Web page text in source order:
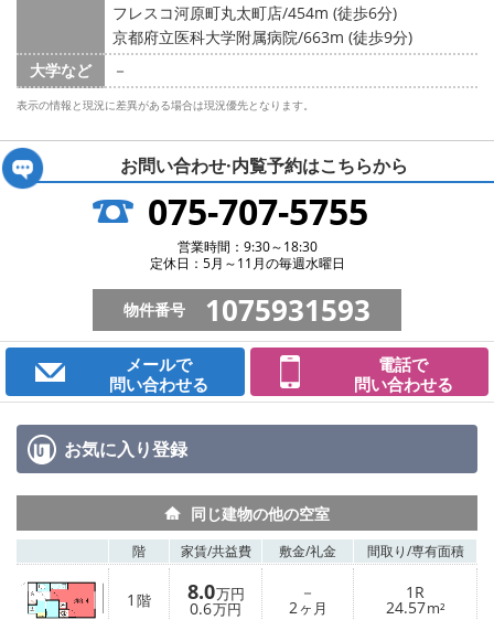
フレスコ河原町丸太町店/454m (徒歩6分)
京都府立医科大学附属病院/663m (徒歩9分)
大学など
－
表示の情報と現況に差異がある場合は現況優先となります。
お問い合わせ·内覧予約はこちらから
075-707-5755
営業時間：9:30～18:30
定休日：5月～11月の毎週水曜日
物件番号 1075931593
メールで
問い合わせる
電話で
問い合わせる
お気に入り登録
同じ建物の他の空室
階 家賃/共益費 敷金/礼金 間取り/専有面積
1 階 8.0万円
0.6万円
－
2ヶ月
1R
24.57m²